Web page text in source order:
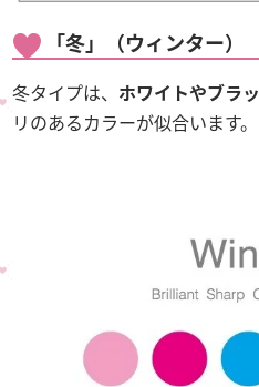
「冬」（ウィンター）
冬タイプは、 ホワイトやブラ
リのあるカラーが似合います。